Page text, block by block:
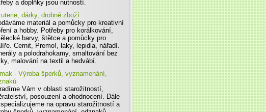
a doplňky jsou nutností.
dárky, drobné zboží
materiál a pomůcky pro kreativní
a hobby. Potřeby pro korálkování,
barvy, štětce a pomůcky pro
Cernit, Premo!, laky, lepidla, nářadí.
a polodrahokamy, smaltování bez
malování na textil a hedvábí.
- Výroba šperků, vyznamenání,
Vám v oblasti starožitností,
posouzení a ohodnocení. Dále
na opravu starožitností a